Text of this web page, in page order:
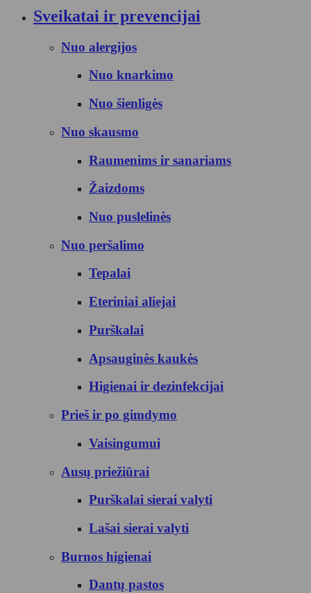
Sveikatai ir prevencijai
Nuo alergijos
Nuo knarkimo
Nuo šienligės
Nuo skausmo
Raumenims ir sanariams
Žaizdoms
Nuo puslelinės
Nuo peršalimo
Tepalai
Eteriniai aliejai
Purškalai
Apsauginės kaukės
Higienai ir dezinfekcijai
Prieš ir po gimdymo
Vaisingumui
Ausų priežiūrai
Purškalai sierai valyti
Lašai sierai valyti
Burnos higienai
Dantų pastos